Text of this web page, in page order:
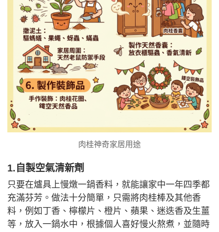
肉桂神奇家居用途
1.自製空氣清新劑
只要在爐具上慢燉一鍋香料，就能讓家中一年四季都
充滿芬芳。做法十分簡單，只需將肉桂棒及其他香
料，例如丁香、檸檬片、橙片、蘋果、迷迭香及生薑
等，放入一鍋水中，根據個人喜好慢火熬煮，並隨時